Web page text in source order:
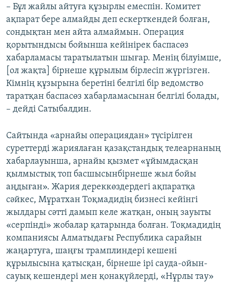
– Бұл жайлы айтуға құзырлы емеспін. Комитет
ақпарат бере алмайды деп ескерткендей болған,
сондықтан мен айта алмаймын. Операция
қорытындысы бойынша кейінірек баспасөз
хабарламасы таратылатын шығар. Менің білуімше,
[ол жақта] бірнеше құрылым бірлесіп жүргізген.
Кімнің құзырына беретіні белгілі бір ведомство
таратқан баспасөз хабарламасынан белгілі болады,
– дейді Сатыбалдин.
Сайтында «арнайы операциядан» түсірілген
суреттерді жариялаған қазақстандық телеарнаның
хабарлауынша, арнайы қызмет «ұйымдасқан
қылмыстық топ басшысынбірнеше жыл бойы
аңдыған». Жария дереккөздердегі ақпаратқа
сәйкес, Мұратхан Тоқмадидің бизнесі кейінгі
жылдары сәтті дамып келе жатқан, оның зауыты
«серпінді» жобалар қатарында болған. Тоқмадидің
компаниясы Алматыдағы Республика сарайын
жаңартуға, шаңғы трамплиндері кешені
құрылысына қатысқан, бірнеше ірі сауда-ойын-
сауық кешендері мен қонақүйлерді, «Нұрлы тау»